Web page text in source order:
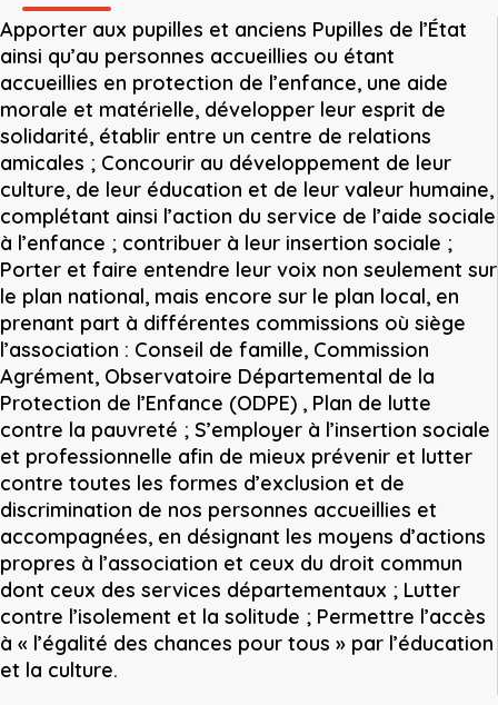
Apporter aux pupilles et anciens Pupilles de l’État
ainsi qu’au personnes accueillies ou étant
accueillies en protection de l’enfance, une aide
morale et matérielle, développer leur esprit de
solidarité, établir entre un centre de relations
amicales ; Concourir au développement de leur
culture, de leur éducation et de leur valeur humaine,
complétant ainsi l’action du service de l’aide sociale
à l’enfance ; contribuer à leur insertion sociale ;
Porter et faire entendre leur voix non seulement sur
le plan national, mais encore sur le plan local, en
prenant part à différentes commissions où siège
l’association : Conseil de famille, Commission
Agrément, Observatoire Départemental de la
Protection de l’Enfance (ODPE) , Plan de lutte
contre la pauvreté ; S’employer à l’insertion sociale
et professionnelle afin de mieux prévenir et lutter
contre toutes les formes d’exclusion et de
discrimination de nos personnes accueillies et
accompagnées, en désignant les moyens d’actions
propres à l’association et ceux du droit commun
dont ceux des services départementaux ; Lutter
contre l’isolement et la solitude ; Permettre l’accès
à « l’égalité des chances pour tous » par l’éducation
et la culture.